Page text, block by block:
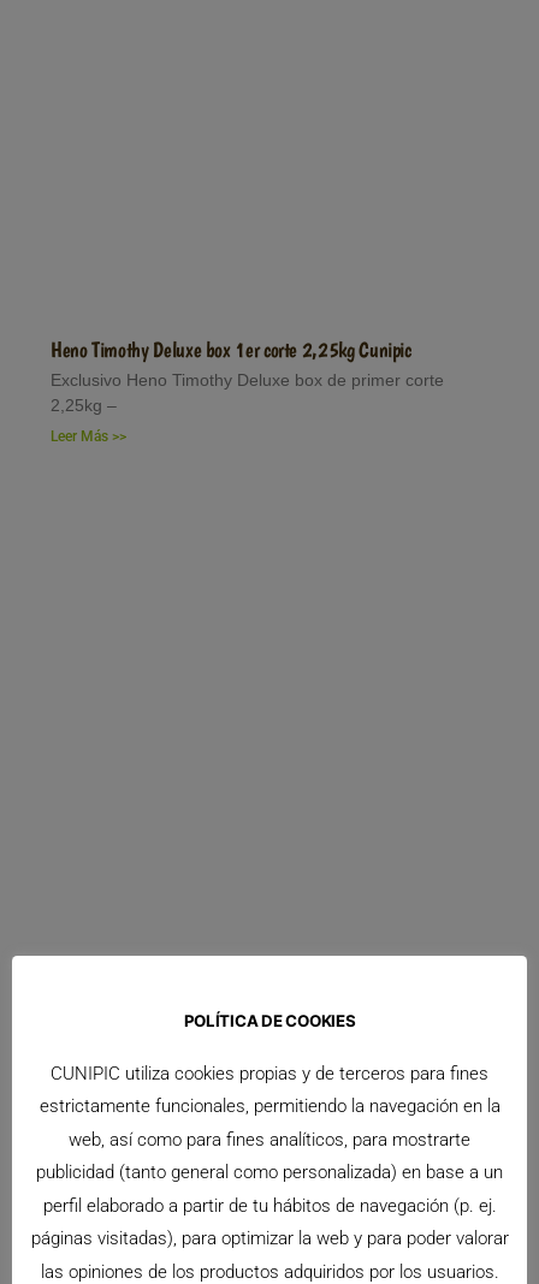
Heno Timothy Deluxe box 1er corte 2,25kg Cunipic
Exclusivo Heno Timothy Deluxe box de primer corte
2,25kg –
Leer Más >>
La Jaula Deluxe Cunipic para Conejo es una opción
Leer Más >>
POLÍTICA DE COOKIES
CUNIPIC utiliza cookies propias y de terceros para fines
estrictamente funcionales, permitiendo la navegación en la
web, así como para fines analíticos, para mostrarte
publicidad (tanto general como personalizada) en base a un
perfil elaborado a partir de tu hábitos de navegación (p. ej.
páginas visitadas), para optimizar la web y para poder valorar
las opiniones de los productos adquiridos por los usuarios.